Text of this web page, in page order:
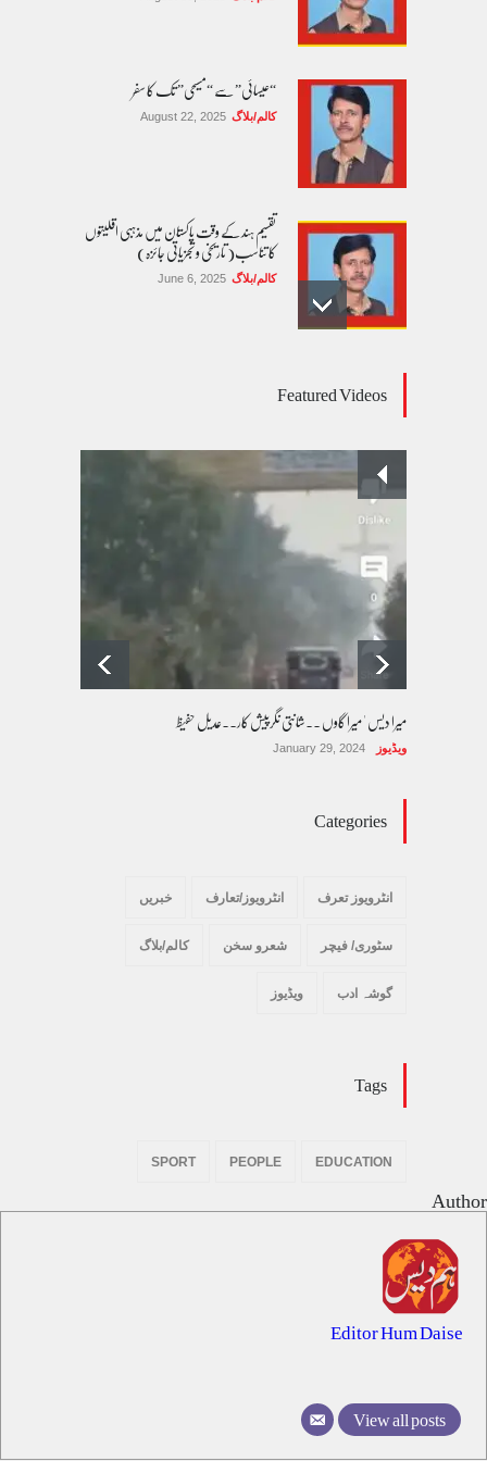
“عیسائی” سے “مسیحی” تک کا سفر
کالم/بلاگ August 22, 2025
تقسیم ہند کے وقت پاکستان میں مذہبی اقلیتوں
کا تناسب( تاریخی و تجزیاتی جائزہ)
کالم/بلاگ June 6, 2025
پسند کی شادیوں کا بڑھتا ہوا رجحان اور راولپنڈی
کی یوسیز میں اندارج پر پابندی ایک نیا تنازعہ
October 14, 2025
Featured Videos
میرا دیس ' میرا گاوں ۔۔شانتی نگرپیش کار۔۔عدیل حفیظ
ویڈیوز January 29, 2024
Categories
انٹرویوز تعرف انٹرویوز/تعارف خبریں
سٹوری/ فیچر شعرو سخن کالم/بلاگ
گوشہ ادب ویڈیوز
Tags
EDUCATION
PEOPLE
SPORT
Author
Editor Hum Daise
View all posts